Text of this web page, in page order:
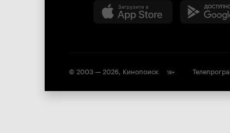
© 2003 — 2026, Кинопоиск 18+